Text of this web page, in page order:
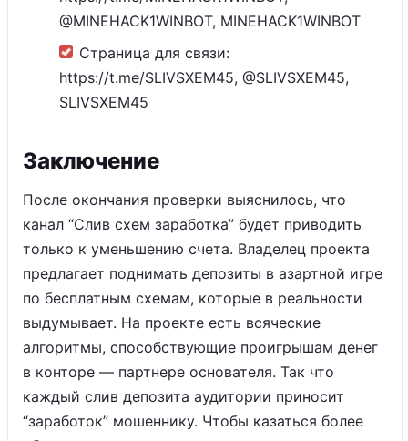
@MINEHACK1WINBOT, MINEHACK1WINBOT
Страница для связи:
https://t.me/SLIVSXEM45, @SLIVSXEM45,
SLIVSXEM45
Заключение
После окончания проверки выяснилось, что
канал “Слив схем заработка” будет приводить
только к уменьшению счета. Владелец проекта
предлагает поднимать депозиты в азартной игре
по бесплатным схемам, которые в реальности
выдумывает. На проекте есть всяческие
алгоритмы, способствующие проигрышам денег
в конторе — партнере основателя. Так что
каждый слив депозита аудитории приносит
“заработок” мошеннику. Чтобы казаться более